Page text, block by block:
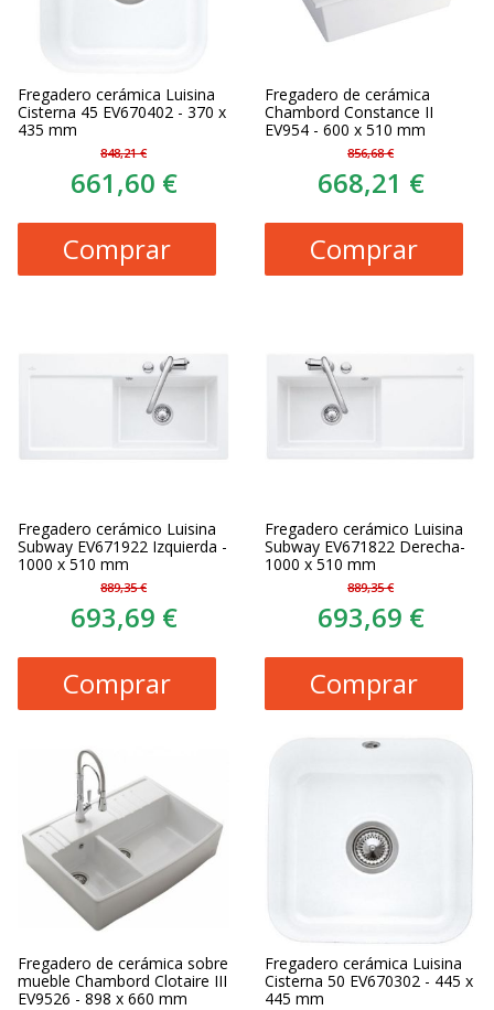
Fregadero cerámica Luisina
Cisterna 45 EV670402 - 370 x
435 mm
848,21 €
661,60 €
Comprar
Fregadero de cerámica
Chambord Constance II
EV954 - 600 x 510 mm
856,68 €
668,21 €
Comprar
Fregadero cerámico Luisina
Subway EV671922 Izquierda -
1000 x 510 mm
889,35 €
693,69 €
Comprar
Fregadero cerámico Luisina
Subway EV671822 Derecha-
1000 x 510 mm
889,35 €
693,69 €
Comprar
Fregadero de cerámica sobre
mueble Chambord Clotaire III
EV9526 - 898 x 660 mm
Fregadero cerámica Luisina
Cisterna 50 EV670302 - 445 x
445 mm